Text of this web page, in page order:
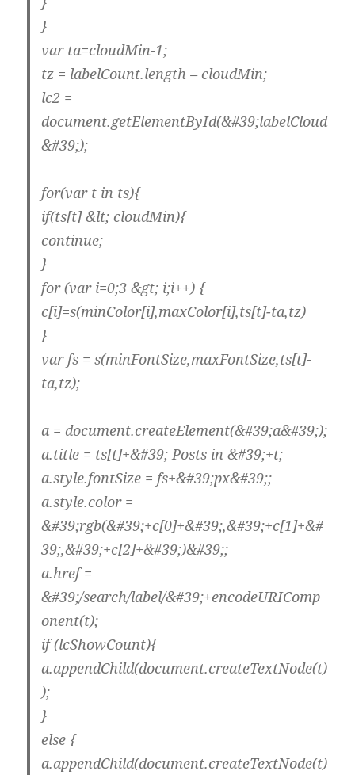
}
var ta=cloudMin-1;
tz = labelCount.length – cloudMin;
lc2 =
document.getElementById(&#39;labelCloud
&#39;);
for(var t in ts){
if(ts[t] &lt; cloudMin){
continue;
}
for (var i=0;3 &gt; i;i++) {
c[i]=s(minColor[i],maxColor[i],ts[t]-ta,tz)
}
var fs = s(minFontSize,maxFontSize,ts[t]-
ta,tz);
a = document.createElement(&#39;a&#39;);
a.title = ts[t]+&#39; Posts in &#39;+t;
a.style.fontSize = fs+&#39;px&#39;;
a.style.color =
&#39;rgb(&#39;+c[0]+&#39;,&#39;+c[1]+&#
39;,&#39;+c[2]+&#39;)&#39;;
a.href =
&#39;/search/label/&#39;+encodeURIComp
onent(t);
if (lcShowCount){
a.appendChild(document.createTextNode(t)
);
}
else {
a.appendChild(document.createTextNode(t)